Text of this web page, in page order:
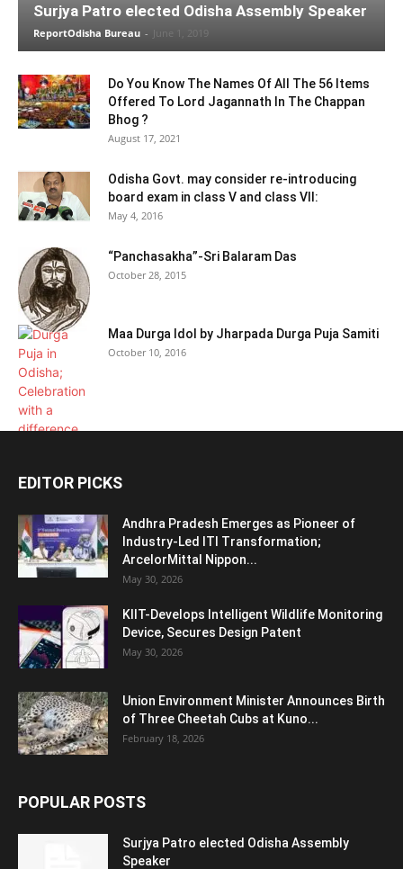
Surjya Patro elected Odisha Assembly Speaker
ReportOdisha Bureau - June 1, 2019
Do You Know The Names Of All The 56 Items
Offered To Lord Jagannath In The Chappan
Bhog ?
August 17, 2021
Odisha Govt. may consider re-introducing
board exam in class V and class VII:
May 4, 2016
“Panchasakha”-Sri Balaram Das
October 28, 2015
Maa Durga Idol by Jharpada Durga Puja Samiti
October 10, 2016
EDITOR PICKS
Andhra Pradesh Emerges as Pioneer of
Industry-Led ITI Transformation;
ArcelorMittal Nippon...
May 30, 2026
KIIT-Develops Intelligent Wildlife Monitoring
Device, Secures Design Patent
May 30, 2026
Union Environment Minister Announces Birth
of Three Cheetah Cubs at Kuno...
February 18, 2026
POPULAR POSTS
Surjya Patro elected Odisha Assembly
Speaker